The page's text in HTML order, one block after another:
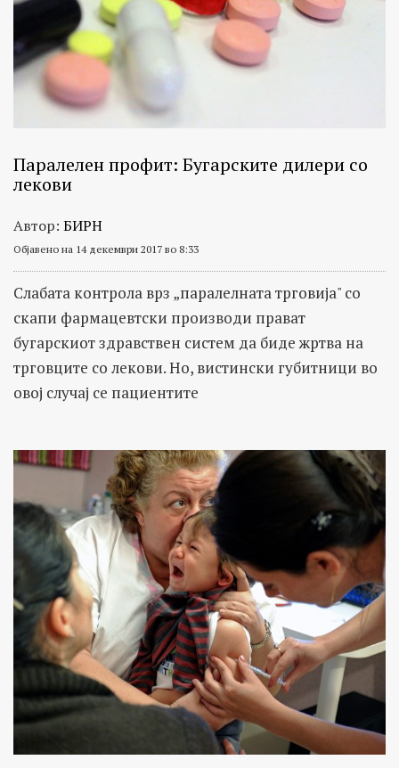
Паралелен профит: Бугарските дилери со
лекови
Автор: БИРН
Објавено на 14 декември 2017 во 8:33
Слабата контрола врз „паралелната трговија" со
скапи фармацевтски производи прават
бугарскиот здравствен систем да биде жртва на
трговците со лекови. Но, вистински губитници во
овој случај се пациентите